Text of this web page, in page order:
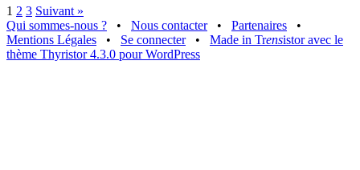
1 2 3 Suivant »
Qui sommes-nous ?
• Nous contacter • Partenaires
•
Mentions Légales
• Se connecter • Made in Trensistor avec le
thème Thyristor 4.3.0 pour WordPress